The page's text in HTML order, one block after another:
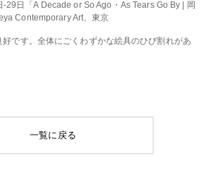
29日「A Decade or So Ago・As Tears Go By | 岡
Contemporary Art、東京
好です。全体にごくわずかな絵具のひび割れがあ
一覧に戻る